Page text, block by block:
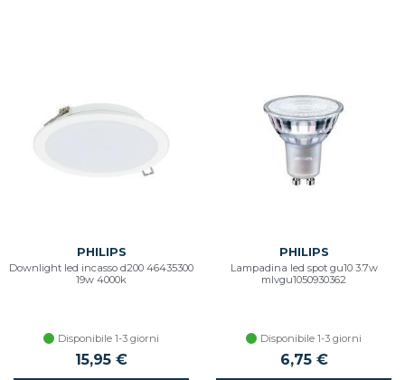
PHILIPS
Downlight led incasso d200 46435300
19w 4000k
Disponibile 1-3 giorni
15,95 €
PHILIPS
Lampadina led spot gu10 3.7w
mlvgu1050930362
Disponibile 1-3 giorni
6,75 €